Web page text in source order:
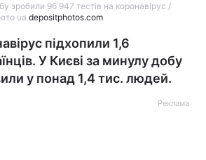
зробили 96 947 тестів на коронавірус /
ua.depositphotos.com
підхопили 1,6
У Києві за минулу добу
у понад 1,4 тис. людей.
Реклама